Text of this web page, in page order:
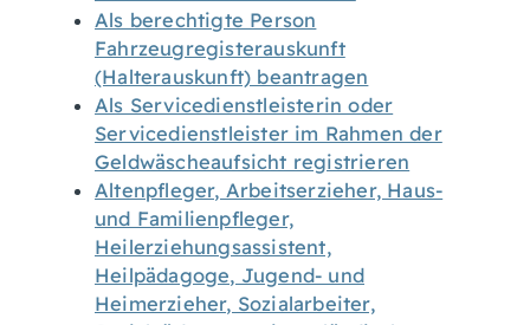
Als berechtigte Person
Fahrzeugregisterauskunft
(Halterauskunft) beantragen
Als Servicedienstleisterin oder
Servicedienstleister im Rahmen der
Geldwäscheaufsicht registrieren
Altenpfleger, Arbeitserzieher, Haus-
und Familienpfleger,
Heilerziehungsassistent,
Heilpädagoge, Jugend- und
Heimerzieher, Sozialarbeiter,